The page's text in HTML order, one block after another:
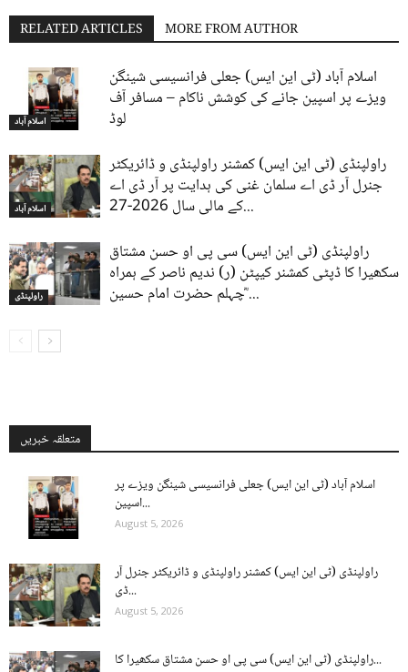
RELATED ARTICLES MORE FROM AUTHOR
اسلام آباد
اسلام آباد (ٹی این ایس) جعلی فرانسیسی شینگن
ویزے پر اسپین جانے کی کوشش ناکام – مسافر آف
لوڈ
اسلام آباد
راولپنڈی (ٹی این ایس) کمشنر راولپنڈی و ڈائریکٹر
جنرل آر ڈی اے سلمان غنی کی ہدایت پر آر ڈی اے
کے مالی سال 2026-27...
راولپنڈی
راولپنڈی (ٹی این ایس) سی پی او حسن مشتاق
سکھیرا کا ڈپٹی کمشنر کیپٹن (ر) ندیم ناصر کے ہمراہ
چہلم حضرت امام حسین ؓ...
متعلقہ خبریں
اسلام آباد (ٹی این ایس) جعلی فرانسیسی شینگن ویزے پر
اسپین...
August 5, 2026
راولپنڈی (ٹی این ایس) کمشنر راولپنڈی و ڈائریکٹر جنرل آر
ڈی...
August 5, 2026
راولپنڈی (ٹی این ایس) سی پی او حسن مشتاق سکھیرا کا...